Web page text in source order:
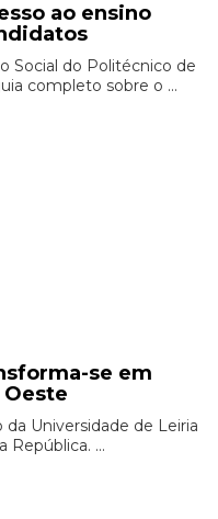
ao ensino
Social do Politécnico de
completo sobre o ...
se em
Universidade de Leiria
República. ...